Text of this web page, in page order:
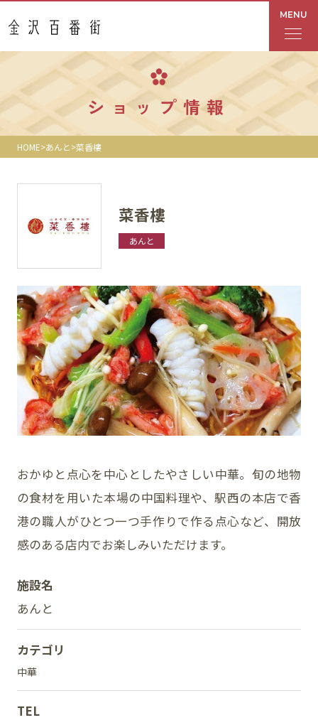
MENU
フロアガイド
あんと
Rinto
ショップ検索
ショップニュース
イベント
アクセス・パーキング
館内サービス
スタッフ募集
百番街くらぶ
ショップ情報
HOME あんと 菜香樓
菜香樓
あんと
おかゆと点心を中心としたやさしい中華。旬の地物
の食材を用いた本場の中国料理や、駅西の本店で香
港の職人がひとつ一つ手作りで作る点心など、開放
感のある店内でお楽しみいただけます。
施設名
あんと
カテゴリ
中華
TEL